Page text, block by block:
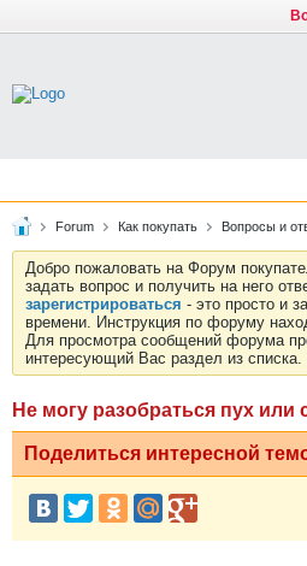
Forum Как покупать Вопросы и
Добро пожаловать на Форум
задать вопрос и получить на него
зарегистрироваться - это просто и
времени. Инструкция по форуму
Для просмотра сообщений форума
интересующий Вас раздел из списка.
Не могу разобраться пух или
Поделиться интересной